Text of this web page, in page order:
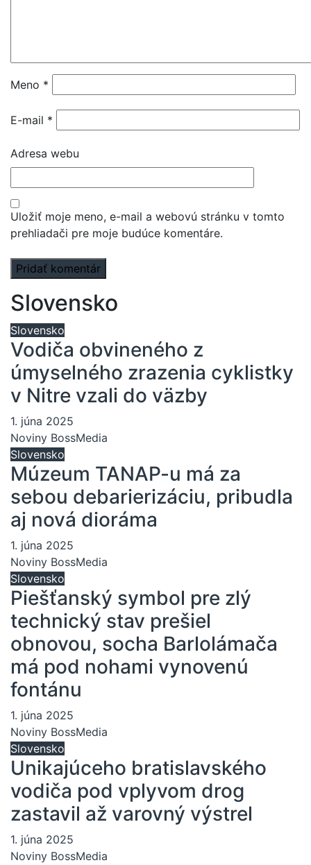
Meno *
E-mail *
Adresa webu
Uložiť moje meno, e-mail a webovú stránku v tomto
prehliadači pre moje budúce komentáre.
Slovensko
Slovensko
Vodiča obvineného z
úmyselného zrazenia cyklistky
v Nitre vzali do väzby
1. júna 2025
Noviny BossMedia
Slovensko
Múzeum TANAP-u má za
sebou debarierizáciu, pribudla
aj nová dioráma
1. júna 2025
Noviny BossMedia
Slovensko
Piešťanský symbol pre zlý
technický stav prešiel
obnovou, socha Barlolámača
má pod nohami vynovenú
fontánu
1. júna 2025
Noviny BossMedia
Slovensko
Unikajúceho bratislavského
vodiča pod vplyvom drog
zastavil až varovný výstrel
1. júna 2025
Noviny BossMedia